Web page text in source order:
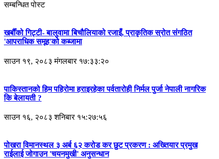
सम्बन्धित पोस्ट
खर्बौँको गिट्टी- बालुवामा बिचौलियाको रजाइँ, प्राकृतिक स्रोत संगठित
'आपराधिक समूह'को कब्जामा
साउन १९, २०८३ मंगलबार १७:३३:२०
पाकिस्तानको हिम पहिरोमा हराइरहेका पर्वतारोही निर्मल पुर्जा नेपाली नागरिक
कि बेलायती ?
साउन १६, २०८३ शनिबार १५:२७:५६
पोखरा विमानस्थल ३ अर्ब ६२ करोड कर छुट प्रकरण : अख्तियार प्रमुख
राईलाई जोगाउन 'चयनमुखी' अनुसन्धान